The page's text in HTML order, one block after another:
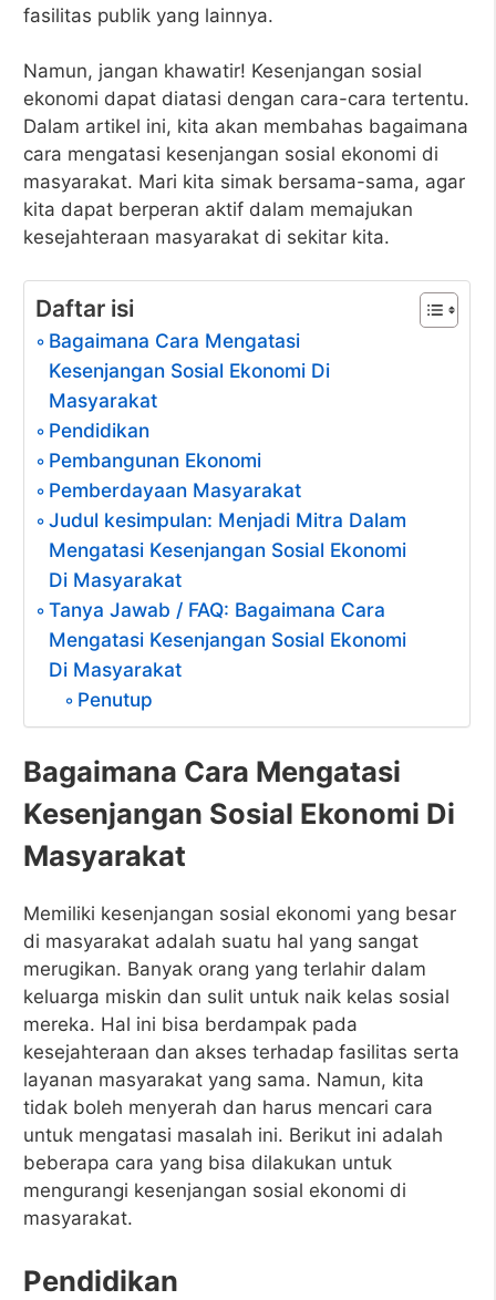
fasilitas publik yang lainnya.
Namun, jangan khawatir! Kesenjangan sosial
ekonomi dapat diatasi dengan cara-cara tertentu.
Dalam artikel ini, kita akan membahas bagaimana
cara mengatasi kesenjangan sosial ekonomi di
masyarakat. Mari kita simak bersama-sama, agar
kita dapat berperan aktif dalam memajukan
kesejahteraan masyarakat di sekitar kita.
Daftar isi
Bagaimana Cara Mengatasi
Kesenjangan Sosial Ekonomi Di
Masyarakat
Pendidikan
Pembangunan Ekonomi
Pemberdayaan Masyarakat
Judul kesimpulan: Menjadi Mitra Dalam
Mengatasi Kesenjangan Sosial Ekonomi
Di Masyarakat
Tanya Jawab / FAQ: Bagaimana Cara
Mengatasi Kesenjangan Sosial Ekonomi
Di Masyarakat
Penutup
Bagaimana Cara Mengatasi
Kesenjangan Sosial Ekonomi Di
Masyarakat
Memiliki kesenjangan sosial ekonomi yang besar
di masyarakat adalah suatu hal yang sangat
merugikan. Banyak orang yang terlahir dalam
keluarga miskin dan sulit untuk naik kelas sosial
mereka. Hal ini bisa berdampak pada
kesejahteraan dan akses terhadap fasilitas serta
layanan masyarakat yang sama. Namun, kita
tidak boleh menyerah dan harus mencari cara
untuk mengatasi masalah ini. Berikut ini adalah
beberapa cara yang bisa dilakukan untuk
mengurangi kesenjangan sosial ekonomi di
masyarakat.
Pendidikan